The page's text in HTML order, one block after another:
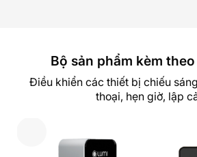
Bộ sản phẩm kèm
Điều khiển các thiết bị chiếu
thoại, hẹn giờ, lập